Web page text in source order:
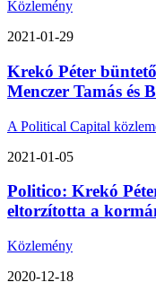
Közlemény
2021-01-29
Krekó Péter
Menczer Tamás és
A Political Capital
2021-01-05
Politico: Krekó
eltorzította a
Közlemény
2020-12-18